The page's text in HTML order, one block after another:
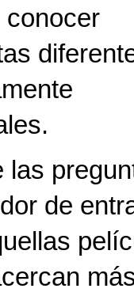
conocer
las
de